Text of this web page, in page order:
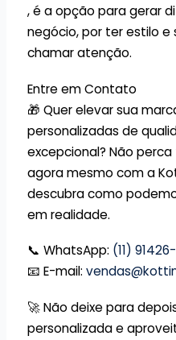
, é a opção para gerar
negócio, por ter estilo e
chamar atenção.
Entre em Contato
🎁 Quer elevar sua
personalizadas de
excepcional? Não
agora mesmo com a
descubra como
em realidade.
📞 WhatsApp: (11)
📧 E-mail:
🚀 Não deixe para
personalizada e